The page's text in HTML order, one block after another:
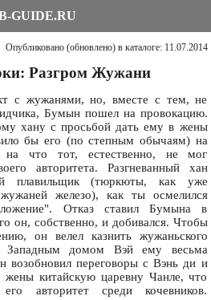
GUIDE.RU
Опубликовано (обновлено) в каталоге: 11.07.2014
Разгром Жужани
с жужанями, но, вместе с тем, не
Бумын пошел на провокацию.
хану с просьбой дать ему в жены
бы его (по степным обычаям) на
что тот, естественно, не мог
авторитета. Разгневанный хан
плавильщик (тюркюты, как уже
железо), как ты осмелился
Отказ ставил Бумына в
он, собственно, и добивался. Чтобы
он велел казнить жужаньского
домом Вэй ему весьма
возобновил переговоры с Вэнь ди и
китайскую царевну Чанле, что
его авторитет среди кочевников.